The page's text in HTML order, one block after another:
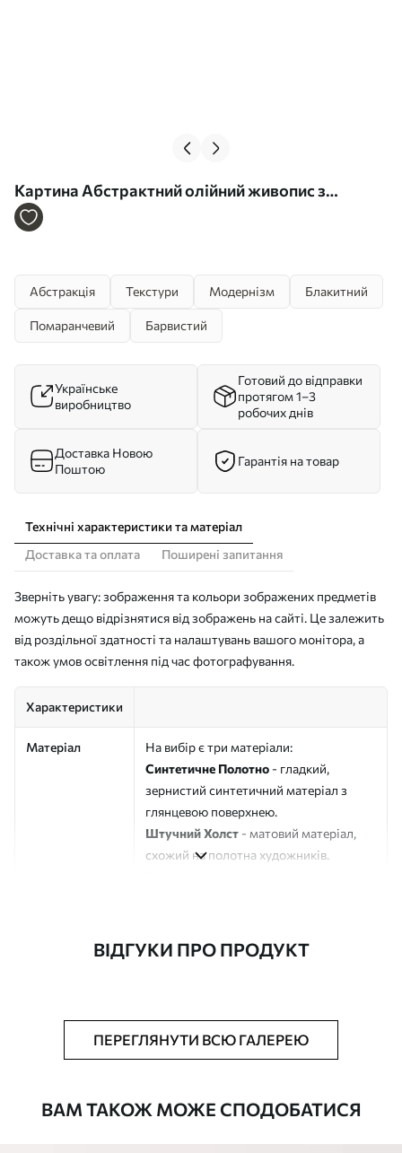
Картина Абстрактний олійний живопис з
жовтими та синіми кольорами Арт. s44077
Абстракція Текстури Модернізм Блакитний
Помаранчевий Барвистий
Українське
виробництво
Готовий до відправки
протягом 1–3
робочих днів
Доставка Новою
Поштою
Гарантія на товар
Технічні характеристики та матеріал
Доставка та оплата
Поширені запитання
Зверніть увагу: зображення та кольори зображених предметів
можуть дещо відрізнятися від зображень на сайті. Це залежить
від роздільної здатності та налаштувань вашого монітора, а
також умов освітлення під час фотографування.
Характеристики
Матеріал
На вибір є три матеріали:
Синтетичне Полотно - гладкий,
зернистий синтетичний матеріал з
глянцевою поверхнею.
Штучний Холст - матовий матеріал,
схожий на полотна художників.
Додатково Можна додати лакове покриття.
ВІДГУКИ ПРО ПРОДУКТ
ПЕРЕГЛЯНУТИ ВСЮ ГАЛЕРЕЮ
ВАМ ТАКОЖ МОЖЕ СПОДОБАТИСЯ